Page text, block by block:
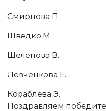
Смирнова П.
Шведко М.
Шелепова В.
Левченкова Е.
Кораблева Э.
Поздравляем